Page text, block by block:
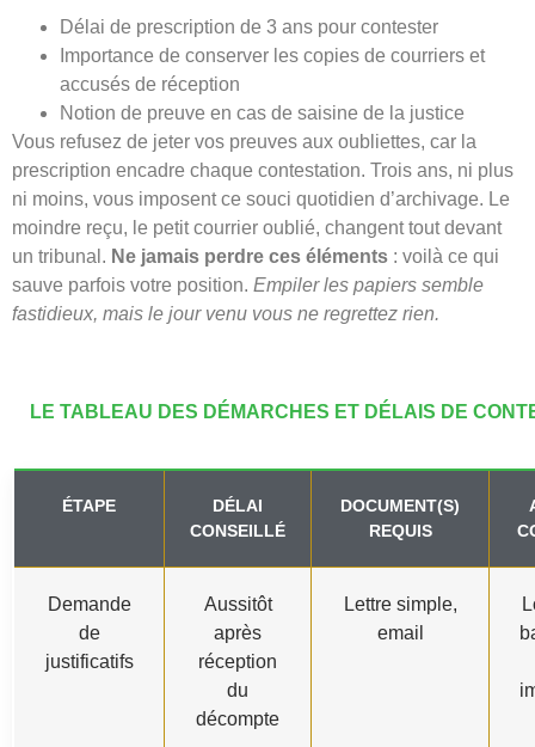
Délai de prescription de 3 ans pour contester
Importance de conserver les copies de courriers et
accusés de réception
Notion de preuve en cas de saisine de la justice
Vous refusez de jeter vos preuves aux oubliettes, car la
prescription encadre chaque contestation. Trois ans, ni plus
ni moins, vous imposent ce souci quotidien d’archivage. Le
moindre reçu, le petit courrier oublié, changent tout devant
un tribunal. Ne jamais perdre ces éléments : voilà ce qui
sauve parfois votre position. Empiler les papiers semble
fastidieux, mais le jour venu vous ne regrettez rien.
LE TABLEAU DES DÉMARCHES ET DÉLAIS DE
ÉTAPE
DÉLAI
CONSEILLÉ
DOCUMENT(S)
REQUIS
Demande
de
justificatifs
Aussitôt
après
réception
du
décompte
Lettre simple,
email